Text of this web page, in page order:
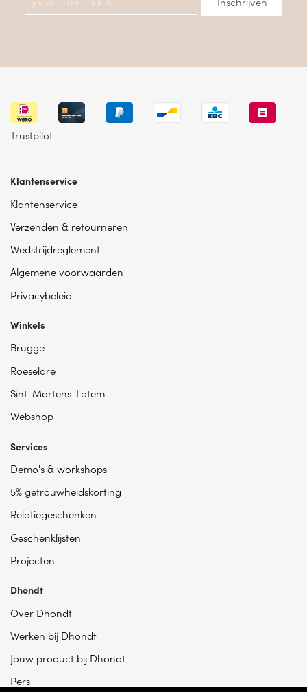
Trustpilot
Klantenservice
Klantenservice
Verzenden & retourneren
Wedstrijdreglement
Algemene voorwaarden
Privacybeleid
Winkels
Brugge
Roeselare
Sint-Martens-Latem
Webshop
Services
Demo's & workshops
5% getrouwheidskorting
Relatiegeschenken
Geschenklijsten
Projecten
Dhondt
Over Dhondt
Werken bij Dhondt
Jouw product bij Dhondt
Pers